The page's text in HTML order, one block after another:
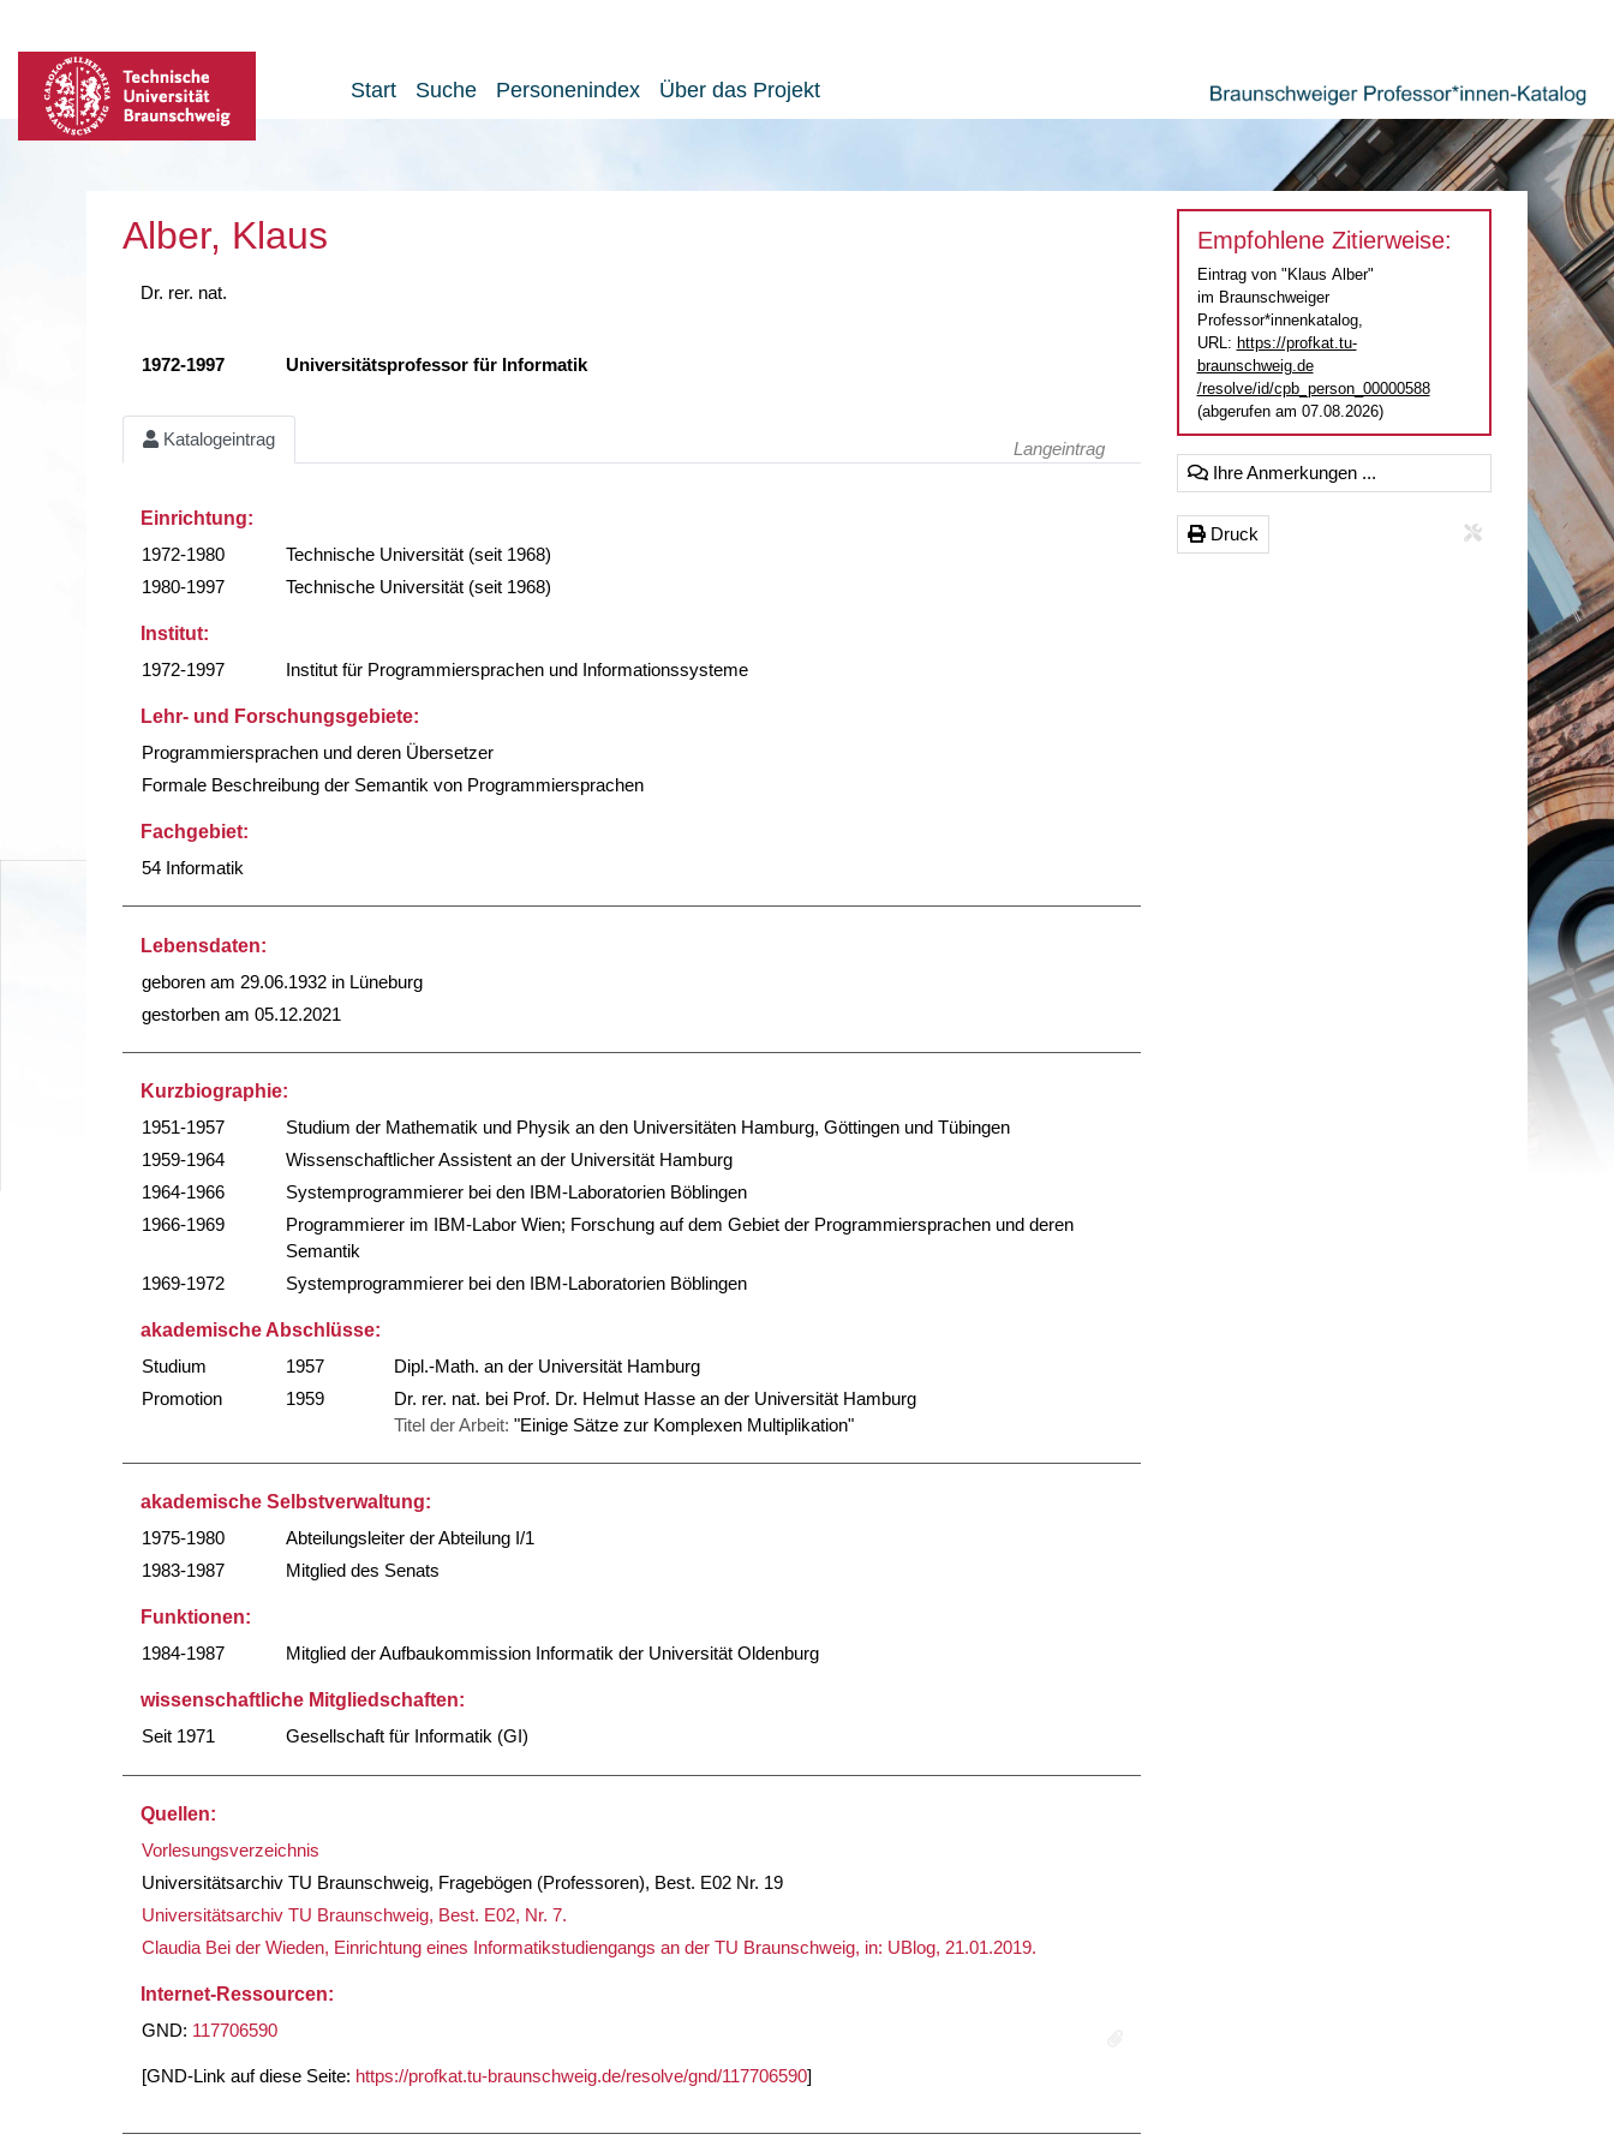
Start Suche Personenindex Über das Projekt
Alber, Klaus
Dr. rer. nat.
1972-1997 Universitätsprofessor für Informatik
Katalogeintrag Langeintrag
Einrichtung:
1972-1980
Technische Universität (seit 1968)
1980-1997
Technische Universität (seit 1968)
Institut:
1972-1997
Institut für Programmiersprachen und Informationssysteme
Lehr- und Forschungsgebiete:
Programmiersprachen und deren Übersetzer
Formale Beschreibung der Semantik von Programmiersprachen
Fachgebiet:
54 Informatik
Lebensdaten:
geboren am 29.06.1932 in Lüneburg
gestorben am 05.12.2021
Kurzbiographie:
1951-1957
Studium der Mathematik und Physik an den Universitäten Hamburg, Göttingen und Tübingen
1959-1964
Wissenschaftlicher Assistent an der Universität Hamburg
1964-1966
Systemprogrammierer bei den IBM-Laboratorien Böblingen
1966-1969
Programmierer im IBM-Labor Wien; Forschung auf dem Gebiet der Programmiersprachen und deren
Semantik
1969-1972
Systemprogrammierer bei den IBM-Laboratorien Böblingen
akademische Abschlüsse:
Studium
1957
Dipl.-Math. an der Universität Hamburg
Promotion
1959
Dr. rer. nat. bei Prof. Dr. Helmut Hasse an der Universität Hamburg
Titel der Arbeit: "Einige Sätze zur Komplexen Multiplikation"
akademische Selbstverwaltung:
1975-1980
Abteilungsleiter der Abteilung I/1
1983-1987
Mitglied des Senats
Funktionen:
1984-1987
Mitglied der Aufbaukommission Informatik der Universität Oldenburg
wissenschaftliche Mitgliedschaften:
Seit 1971
Gesellschaft für Informatik (GI)
Quellen:
Vorlesungsverzeichnis
Universitätsarchiv TU Braunschweig, Fragebögen (Professoren), Best. E02 Nr. 19
Universitätsarchiv TU Braunschweig, Best. E02, Nr. 7.
Claudia Bei der Wieden, Einrichtung eines Informatikstudiengangs an der TU Braunschweig, in: UBlog, 21.01.2019.
Internet-Ressourcen:
GND: 117706590
[GND-Link auf diese Seite: https://profkat.tu-braunschweig.de/resolve/gnd/117706590]
Empfohlene Zitierweise:
Eintrag von "Klaus Alber"
im Braunschweiger
Professor*innenkatalog,
URL: https://profkat.tu-
braunschweig.de
/resolve/id/cpb_person_00000588
(abgerufen am 07.08.2026)
Ihre Anmerkungen ...
Druck